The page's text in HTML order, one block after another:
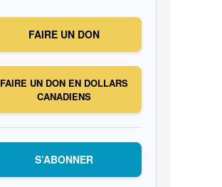
FAIRE UN DON
FAIRE UN DON EN DOLLARS
CANADIENS
S’ABONNER